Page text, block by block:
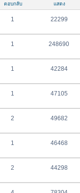
ตอบกลับ แสดง
1 22299
1 248690
1 42284
1 47105
2 49682
1 46468
2 44298